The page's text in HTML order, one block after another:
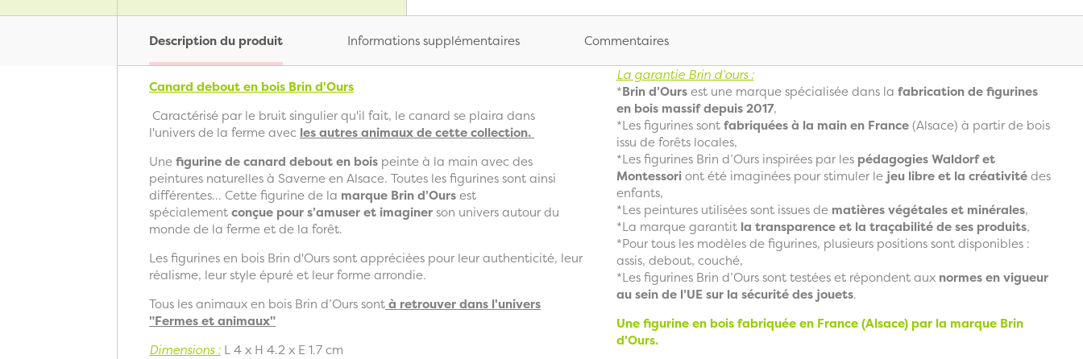
Description du produit Informations supplémentaires Commentaires
Canard debout en bois Brin d'Ours
Caractérisé par le bruit singulier qu'il fait, le canard se plaira dans
l'univers de la ferme avec les autres animaux de cette collection.
Unefigurine de canard debout en bois peinte à la main avec des
peintures naturelles à Saverne en Alsace. Toutes les figurines sont ainsi
différentes... Cette figurine de la marque Brin d’Oursest
spécialementconçue pour s’amuser et imaginerson univers autour du
monde de la ferme et de la forêt.
Les figurines en bois Brin d'Ours sont appréciées pour leur authenticité, leur
réalisme, leur style épuré et leur forme arrondie.
Tous les animaux en bois Brin d’Ours sontà retrouver dans l'univers
"Fermes et animaux"
Dimensions : L 4 x H 4.2 x E 1.7 cm
La garantie Brin d’ours :
*Brin d’Oursest une marque spécialisée dans la fabrication de figurines
en bois massif depuis 2017,
*Les figurines sontfabriquées à la main en France(Alsace) à partir de bois
issu de forêts locales,
*Les figurines Brin d’Ours inspirées par les pédagogies Waldorf et
Montessoriont été imaginées pour stimuler le jeu libre et la créativitédes
enfants,
*Les peintures utilisées sont issues de matières végétales et minérales,
*La marque garantit la transparence et la traçabilité de ses produits,
*Pour tous les modèles de figurines, plusieurs positions sont disponibles :
assis, debout, couché,
*Les figurines Brin d’Ours sont testées et répondent aux normes en vigueur
au sein de l’UE sur la sécurité des jouets.
Une figurine en bois fabriquée en France (Alsace) par la marque Brin
d'Ours.